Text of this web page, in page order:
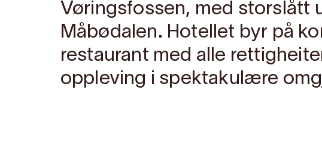
Vøringsfossen, med storslått
Måbødalen. Hotellet byr på
restaurant med alle
oppleving i spektakulære